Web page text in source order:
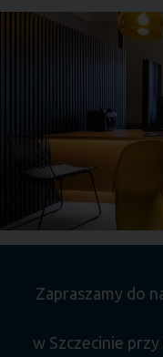
Zapraszamy do
w Szczecinie